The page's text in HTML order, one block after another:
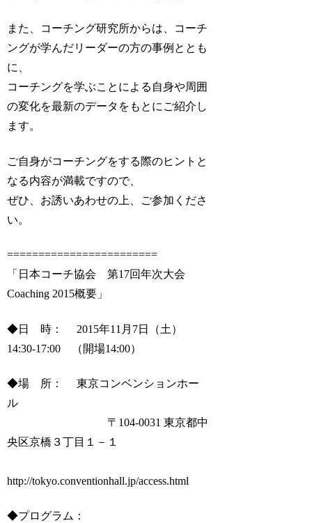
また、コーチング研究所からは、コーチ
ングが学んだリーダーの方の事例ととも
に、
コーチングを学ぶことによる自身や周囲
の変化を最新のデータをもとにご紹介し
ます。
ご自身がコーチングをする際のヒントと
なる内容が満載ですので、
ぜひ、お誘いあわせの上、ご参加くださ
い。
========================
「日本コーチ協会 第17回年次大会
Coaching 2015概要」
◆日 時： 2015年11月7日（土）
14:30-17:00 （開場14:00）
◆場 所： 東京コンベンションホー
ル
〒104-0031 東京都中
央区京橋３丁目１－１
http://tokyo.conventionhall.jp/access.html
◆プログラム：